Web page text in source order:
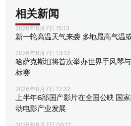
相关新闻
2026年8月7日 15:13
新一轮高温天气来袭 多地最高气温
2026年8月7日 13:13
哈萨克斯坦将首次举办世界手风琴
标赛
2026年8月7日 12:32
上半年6部国产影片在全国公映 国
动电影产业发展